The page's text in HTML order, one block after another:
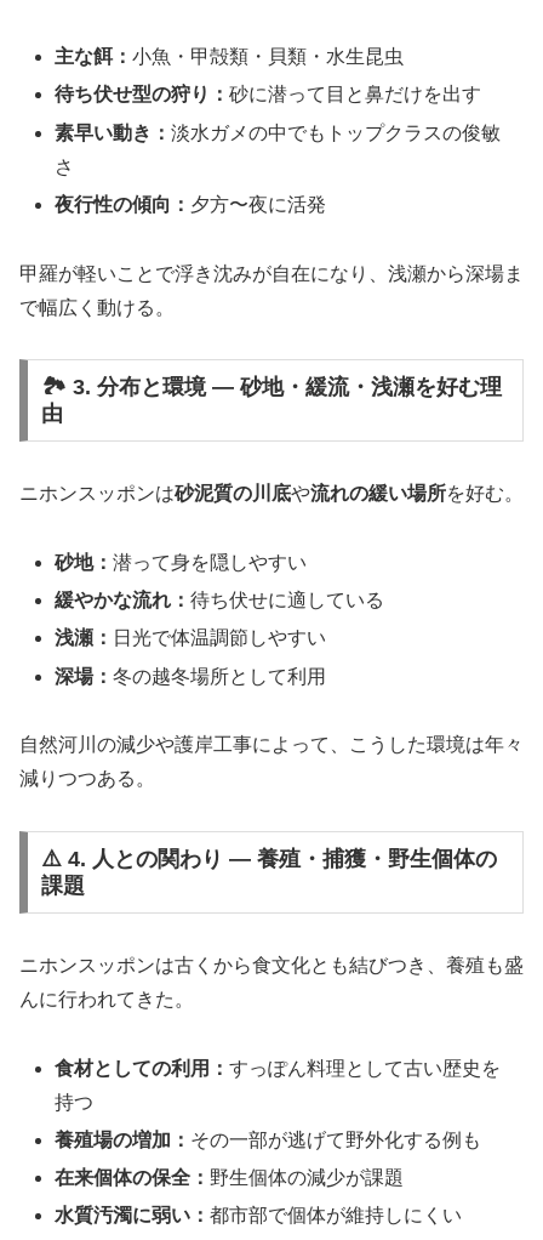
主な餌：小魚・甲殻類・貝類・水生昆虫
待ち伏せ型の狩り：砂に潜って目と鼻だけを出す
素早い動き：淡水ガメの中でもトップクラスの俊敏
さ
夜行性の傾向： 夕方〜夜に活発
甲羅が軽いことで浮き沈みが自在になり、浅瀬から深場ま
で幅広く動ける。
🏞 3. 分布と環境 ― 砂地・緩流・浅瀬を好む理
由
ニホンスッポンは砂泥質の川底や流れの緩い場所を好む。
砂地：潜って身を隠しやすい
緩やかな流れ：待ち伏せに適している
浅瀬： 日光で体温調節しやすい
深場：冬の越冬場所として利用
自然河川の減少や護岸工事によって、こうした環境は年々
減りつつある。
⚠️ 4. 人との関わり ― 養殖・捕獲・野生個体の
課題
ニホンスッポンは古くから食文化とも結びつき、養殖も盛
んに行われてきた。
食材としての利用：すっぽん料理として古い歴史を
持つ
養殖場の増加： その一部が逃げて野外化する例も
在来個体の保全： 野生個体の減少が課題
水質汚濁に弱い：都市部で個体が維持しにくい